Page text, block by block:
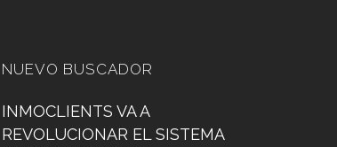
NUEVO BUSCADOR
INMOCLIENTS VA A
REVOLUCIONAR EL SISTEMA